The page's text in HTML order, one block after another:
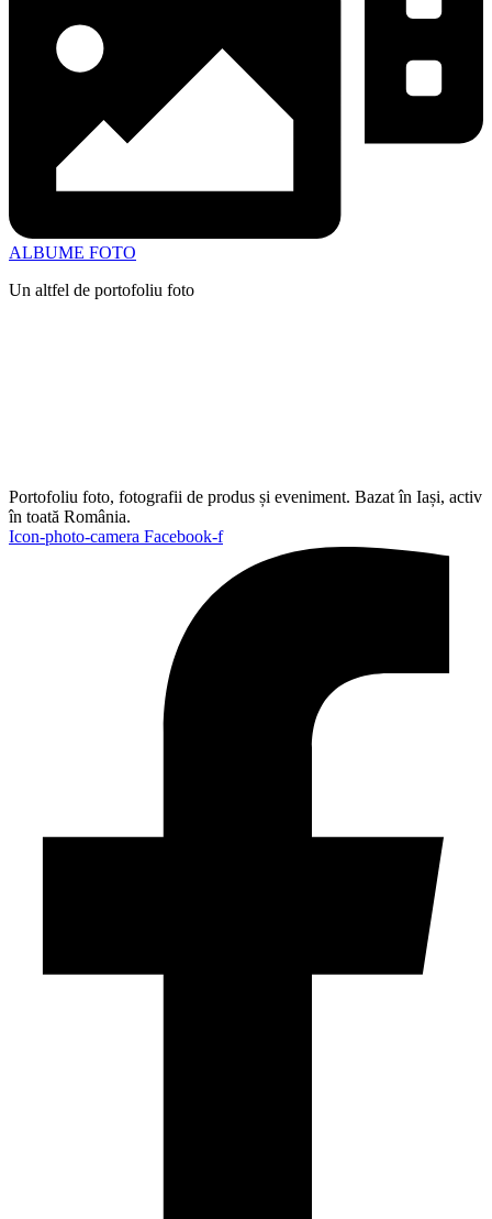
ALBUME FOTO
Un altfel de portofoliu foto
Portofoliu foto, fotografii de produs și eveniment. Bazat în Iași, activ
în toată România.
Icon-photo-camera Facebook-f